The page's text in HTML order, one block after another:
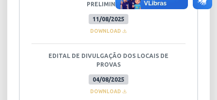
11/08/2025
PRELIMINARES
DOWNLOAD
04/08/2025
EDITAL DE DIVULGAÇÃO DOS LOCAIS DE
PROVAS
DOWNLOAD